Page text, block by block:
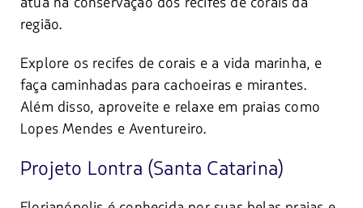
região.
Explore os recifes de corais e a vida marinha, e
faça caminhadas para cachoeiras e mirantes.
Além disso, aproveite e relaxe em praias como
Lopes Mendes e Aventureiro.
Projeto Lontra (Santa Catarina)